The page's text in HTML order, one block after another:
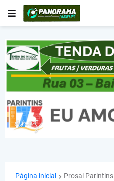
Página inicial Prosai Parintins